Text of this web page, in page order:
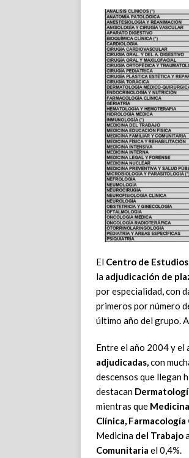
El Centro de
la adjudicación de
por especialidad, con
primeros por número
último año del grupo.
Entre el año 2004 y el
adjudicadas,con
descensos que llegan
destacan
mientras que
Clínica,
Medicina del Trabajo
Comunitaria el 0,4%.